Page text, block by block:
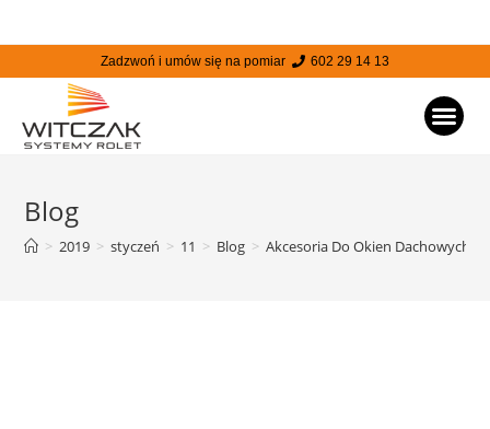
Zadzwoń i umów się na pomiar 602 29 14 13
Blog
> 2019 > styczeń > 11 > Blog > Akcesoria Do Okien Dachowych –